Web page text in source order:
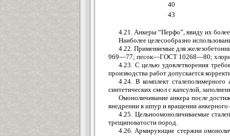
40
43
4.21. Анкеры “Перфо”, ввиду их
Наиболее целесообразно
4.22. Применяемые для
969—77; песок—ГОСТ 10268—80;
4.23. С целью удовлетворения
производства работ допускается
4.24. В комплект
синтетических смол с капсулой,
Омоноличивание анкера после
внедрении в шпур и вращении анкерного
4.25. Цельноомоноличиваемые
трещиповатости пород.
4.26. Армирующие стержни